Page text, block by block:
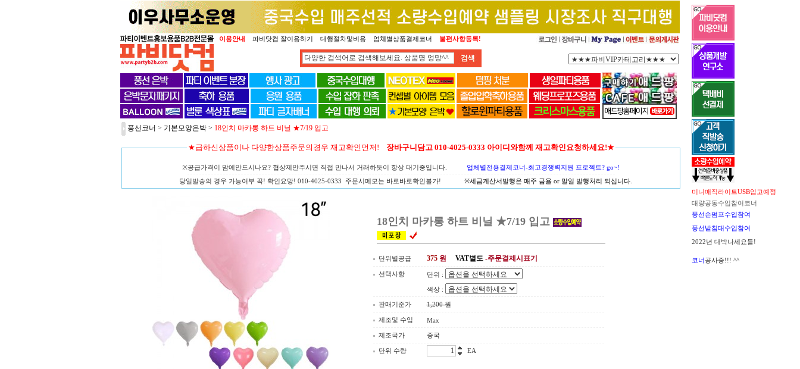
이용안내 파비닷컴 잘이용하기 대행절차및비용 업체별상품결제코너 불편사항등록!
풍선코너 > 기본모양은박 > 18인치 마카롱 하트 비닐 ★7/19 입고
★급하신상품이나 다양한상품주문의경우 재고확인먼저! 장바구니담고 010-4025-0333 아이디와함께 재고확인요청하세요!★
※공급가격이 맘에안드시나요? 협상제안주시면 직접 만나서 거래하듯이 항상 대기중입니다. 업체별전용결제코너-최고경쟁력지원 프로젝트? go~!
당일발송의 경우 가능여부 꼭! 확인요망! 010-4025-0333 주문시메모는 바로바로확인불가! ※세금계산서발행은 매주 금욜 or 말일 발행처리 되십니다.
18인치 마카롱 하트 비닐 ★7/19 입고
단위별공급 375원 VAT별도-주문결제시표기
선택사항 단위 :
색상 :
판매기준가 1,200원
제조및 수입 Max
제조국가 중국
단위 수량 EA
미니매직라이트USB입고예정
대량공동수입참여코너
풍선손펌프수입참여
풍선받침대수입참여
2022년 대박나세요들!
코너공사중!!! ^^